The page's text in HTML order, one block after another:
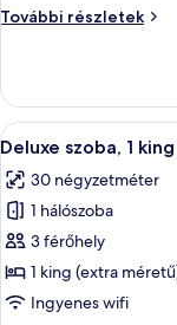
hálószobával
További részletek
Lakosztály,
részletei
A
következő
szoba
összes
képének
megtekintése:
Deluxe
6
Deluxe szoba, 1
30 négyzetméter
1 hálószoba
3 férőhely
1 king (extra
Ingyenes wifi